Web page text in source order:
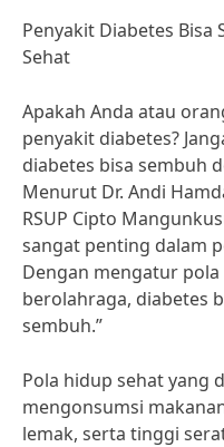
Penyakit Diabetes Bisa
Sehat
Apakah Anda atau
penyakit diabetes?
diabetes bisa sembuh
Menurut Dr. Andi
RSUP Cipto
sangat penting dalam
Dengan mengatur
berolahraga, diabetes
sembuh.”
Pola hidup sehat yang
mengonsumsi
lemak, serta tinggi